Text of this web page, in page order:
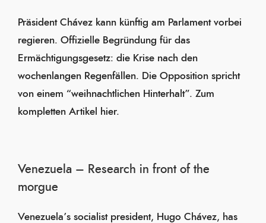
Präsident Chávez kann künftig am Parlament vorbei
regieren. Offizielle Begründung für das
Ermächtigungsgesetz: die Krise nach den
wochenlangen Regenfällen. Die Opposition spricht
von einem “weihnachtlichen Hinterhalt”. Zum
kompletten Artikel hier.
Venezuela – Research in front of the
morgue
Venezuela’s socialist president, Hugo Chávez, has